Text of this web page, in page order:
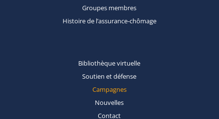
Groupes membres
Histoire de l’assurance-chômage
Bibliothèquevirtuelle
Soutien etdéfense
Campagnes
Nouvelles
Contact